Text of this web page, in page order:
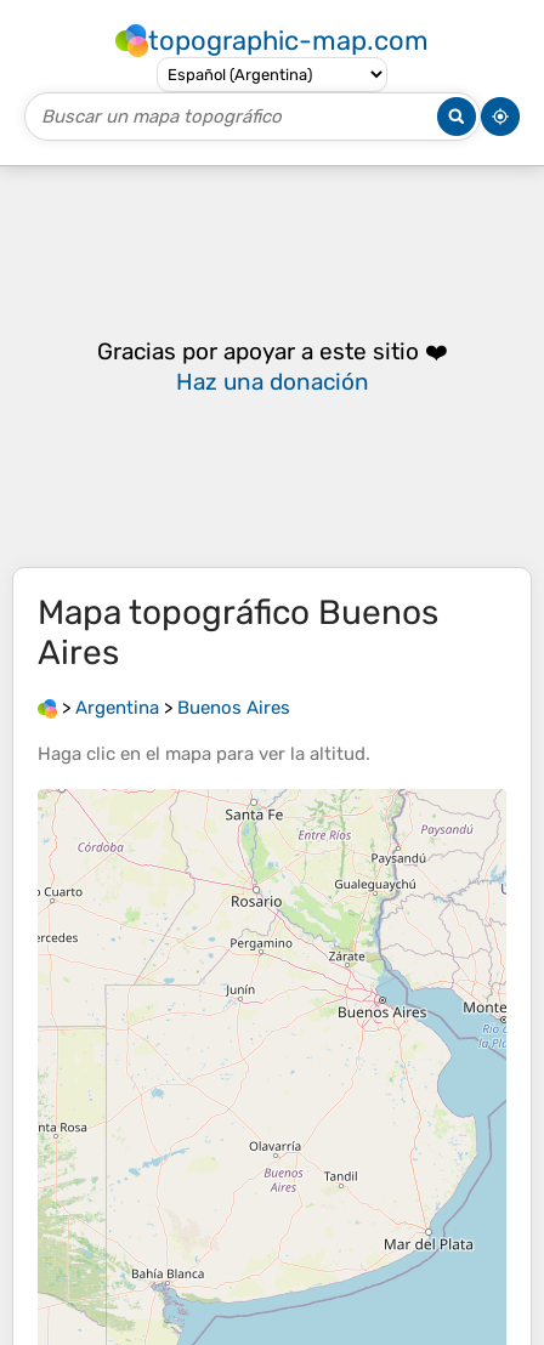
topographic-map.com
Gracias por apoyar a este sitio ❤️
Haz una donación
Mapa topográfico Buenos
Aires
> Argentina > Buenos Aires
Haga clic en el mapa para ver la altitud.